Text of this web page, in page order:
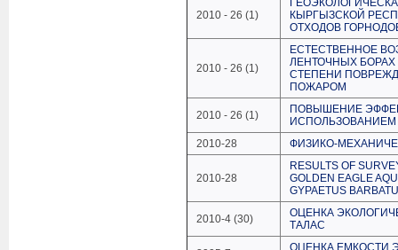
2010 - 26 (1)
КЫРГЫЗСКОЙ
ОТХОДОВ
2010 - 26 (1)
ЕСТЕСТВЕННОЕ
ЛЕНТОЧНЫХ
СТЕПЕНИ
ПОЖАРОМ
2010 - 26 (1)
ПОВЫШЕНИЕ
ИСПОЛЬЗОВАНИЕМ
2010-28
ФИЗИКО-
2010-28
RESULTS OF
GOLDEN EAGLE
GYPAETUS
2010-4 (30)
ОЦЕНКА
ТАЛАС
ОЦЕНКА ЕМКОСТИ